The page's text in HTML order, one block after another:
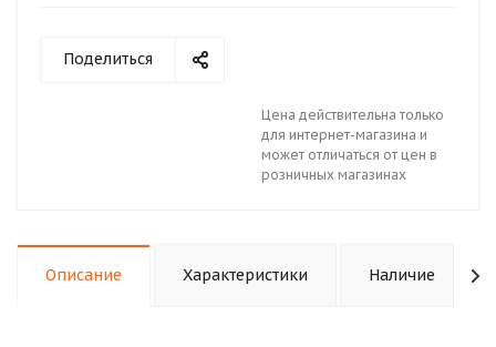
Поделиться
Цена действительна только
для интернет-магазина и
может отличаться от цен в
розничных магазинах
Описание Характеристики Наличие